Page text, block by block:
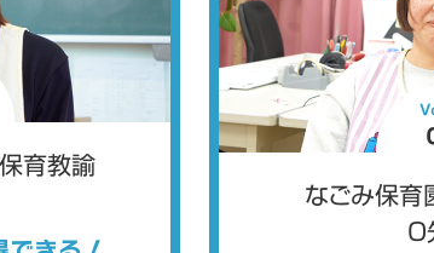
育教諭
なごみ保育
O